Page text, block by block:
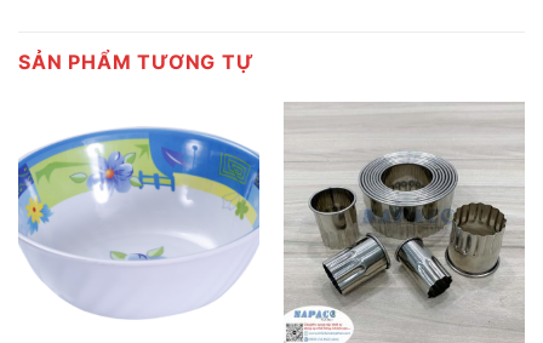
SẢN PHẨM TƯƠNG TỰ